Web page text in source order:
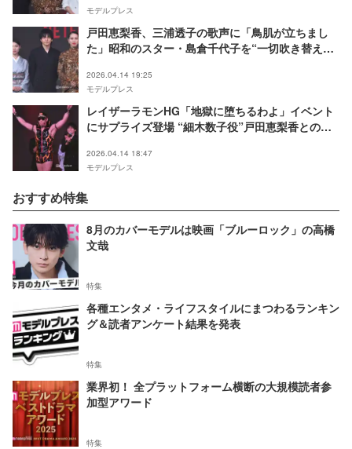
モデルプレス
戸田恵梨香、三浦透子の歌声に「鳥肌が立ちまし
た」昭和のスター・島倉千代子を“一切吹き替えな
2026.04.14 19:25
モデルプレス
レイザーラモンHG「地獄に堕ちるわよ」イベント
にサプライズ登場 “細木数子役”戸田恵梨香との共
2026.04.14 18:47
モデルプレス
おすすめ特集
8月のカバーモデルは映画「ブルーロック」の高橋
文哉
特集
各種エンタメ・ライフスタイルにまつわるランキン
グ＆読者アンケート結果を発表
特集
業界初！ 全プラットフォーム横断の大規模読者参
加型アワード
特集